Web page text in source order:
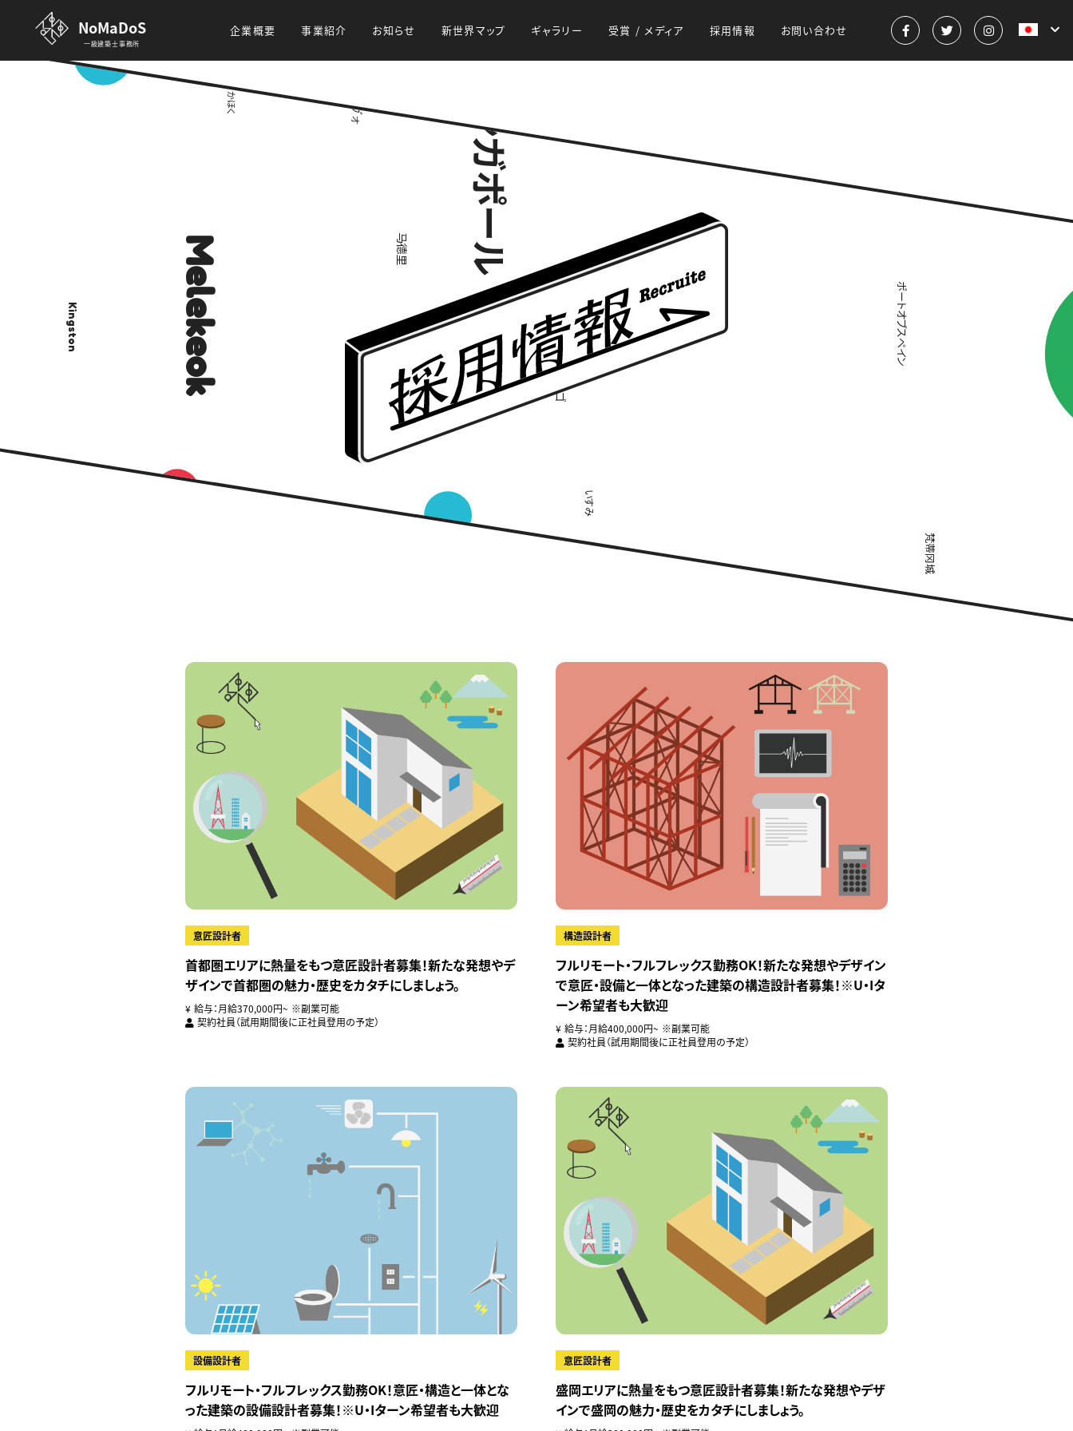
NoMaDoS
一級建築士事務所
企業概要 事業紹介 お知らせ 新世界マップ ギャラリー 受賞 / メディア 採用情報 お問い合わせ
意匠設計者
首都圏エリアに熱量をもつ意匠設計者募集！新たな発想やデ
ザインで首都圏の魅力・歴史をカタチにしましょう。
給与：月給370,000円~ ※副業可能
契約社員（試用期間後に正社員登用の予定）
構造設計者
フルリモート・フルフレックス勤務OK！新たな発想やデザイン
で意匠・設備と一体となった建築の構造設計者募集！※U・Iタ
ーン希望者も大歓迎
給与：月給400,000円~ ※副業可能
契約社員（試用期間後に正社員登用の予定）
設備設計者
フルリモート・フルフレックス勤務OK！意匠・構造と一体とな
った建築の設備設計者募集！※U・Iターン希望者も大歓迎
意匠設計者
盛岡エリアに熱量をもつ意匠設計者募集！新たな発想やデザ
インで盛岡の魅力・歴史をカタチにしましょう。